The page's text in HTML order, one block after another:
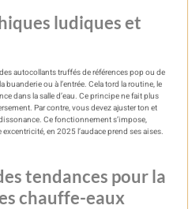
ludiques et
autocollants truffés de références pop ou de
ou à l’entrée. Cela tord la routine, le
dans la salle d’eau. Ce principe ne fait plus
Par contre, vous devez ajuster ton et
Ce fonctionnement s’impose,
en 2025 l’audace prend ses aises.
tendances pour la
chauffe-eaux